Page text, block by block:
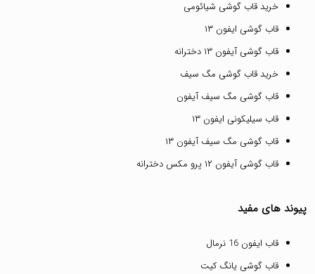
خرید قاب گوشی شیائومی
قاب گوشی ایفون ۱۳
قاب گوشی آیفون ۱۳ دخترانه
خرید قاب گوشی مگ سیف
قاب گوشی مگ سیف آیفون
قاب سیلیکونی ایفون ۱۳
قاب گوشی مگ سیف آیفون ۱۳
قاب گوشی آیفون ۱۲ پرو مکس دخترانه
پیوند های مفید
قاب ایفون 16 نرمال
قاب گوشی یانگ کیت